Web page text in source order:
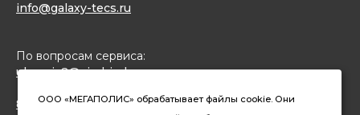
info@galaxy-tecs.ru
По вопросам сервиса:
ulservis2@simbirsk-crown.ru
8(962)633-02-15 (чат в MAX)
ООО «МЕГАПОЛИС» обрабатывает файлы cookie. Они